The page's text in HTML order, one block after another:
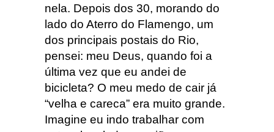
nela. Depois dos 30, morando do
lado do Aterro do Flamengo, um
dos principais postais do Rio,
pensei: meu Deus, quando foi a
última vez que eu andei de
bicicleta? O meu medo de cair já
“velha e careca” era muito grande.
Imagine eu indo trabalhar com